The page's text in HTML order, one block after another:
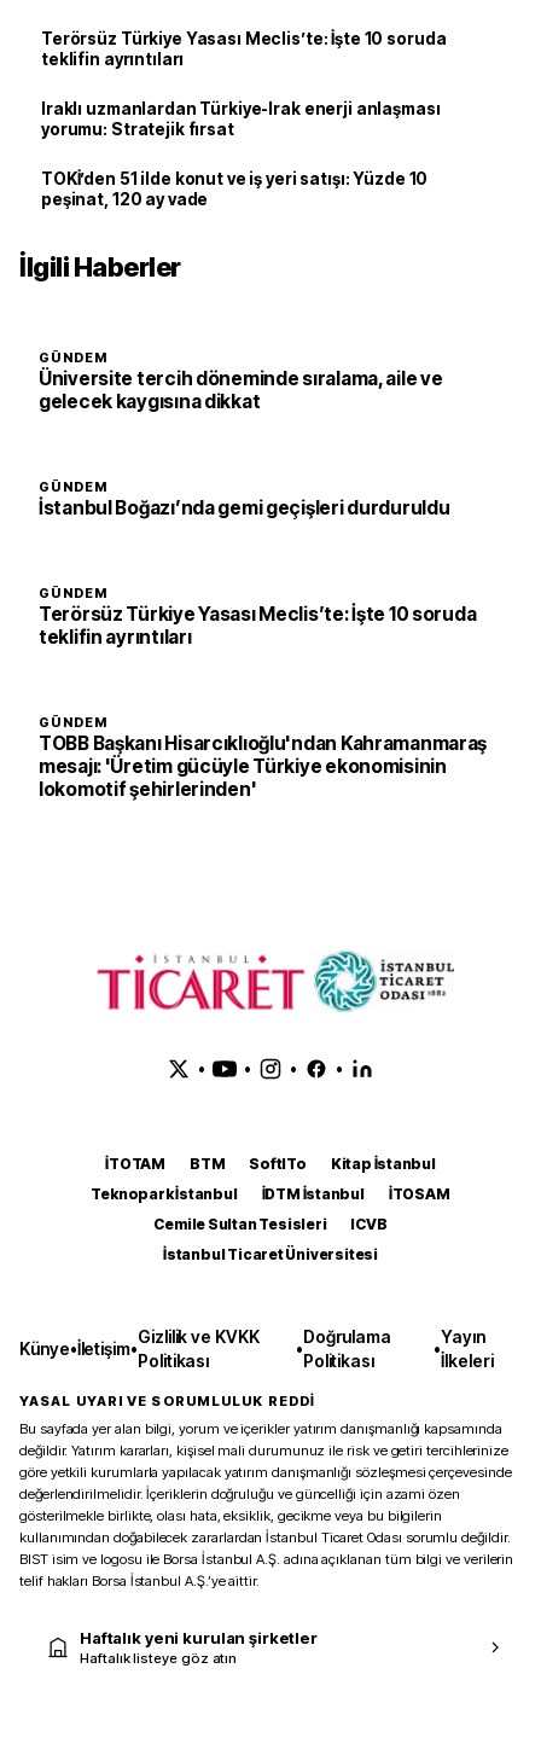
Terörsüz Türkiye Yasası Meclis’te: İşte 10 soruda
teklifin ayrıntıları
Iraklı uzmanlardan Türkiye-Irak enerji anlaşması
yorumu: Stratejik fırsat
TOKİ’den 51 ilde konut ve iş yeri satışı: Yüzde 10
peşinat, 120 ay vade
İlgili Haberler
GÜNDEM
Üniversite tercih döneminde sıralama, aile ve
gelecek kaygısına dikkat
GÜNDEM
İstanbul Boğazı’nda gemi geçişleri durduruldu
GÜNDEM
Terörsüz Türkiye Yasası Meclis’te: İşte 10 soruda
teklifin ayrıntıları
GÜNDEM
TOBB Başkanı Hisarcıklıoğlu'ndan Kahramanmaraş
mesajı: 'Üretim gücüyle Türkiye ekonomisinin
lokomotif şehirlerinden'
• • • •
İTOTAM BTM SoftITo
Kitap İstanbul
Teknopark İstanbul
İDTM İstanbul
İTOSAM
Cemile Sultan Tesisleri
ICVB
İstanbul Ticaret Üniversitesi
Künye•İletişim•
Gizlilik ve KVKK
Politikası
•
Doğrulama
Politikası
•
Yayın
İlkeleri
YASAL UYARI VE SORUMLULUK REDDİ
Bu sayfada yer alan bilgi, yorum ve içerikler yatırım danışmanlığı kapsamında
değildir. Yatırım kararları, kişisel mali durumunuz ile risk ve getiri tercihlerinize
göre yetkili kurumlarla yapılacak yatırım danışmanlığı sözleşmesi çerçevesinde
değerlendirilmelidir. İçeriklerin doğruluğu ve güncelliği için azami özen
gösterilmekle birlikte, olası hata, eksiklik, gecikme veya bu bilgilerin
kullanımından doğabilecek zararlardan İstanbul Ticaret Odası sorumlu değildir.
BIST isim ve logosu ile Borsa İstanbul A.Ş. adına açıklanan tüm bilgi ve verilerin
telif hakları Borsa İstanbul A.Ş.’ye aittir.
Haftalık yeni kurulan şirketler
Haftalık listeye göz atın